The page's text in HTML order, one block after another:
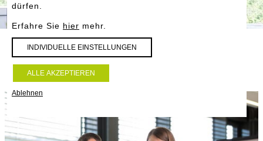
Jobs
dürfen.
Erfahre Sie hier mehr.
Ablehnen
INDIVIDUELLE EINSTELLUNGEN
ALLE AKZEPTIEREN